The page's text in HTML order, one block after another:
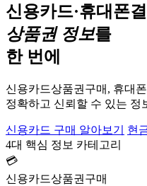
신용카드·휴대폰결
상품권 정보를
한 번에
신용카드상품권구매, 휴대
정확하고 신뢰할 수 있는 정
신용카드 구매 알아보기
현
4대 핵심 정보 카테고리
💳
신용카드상품권구매